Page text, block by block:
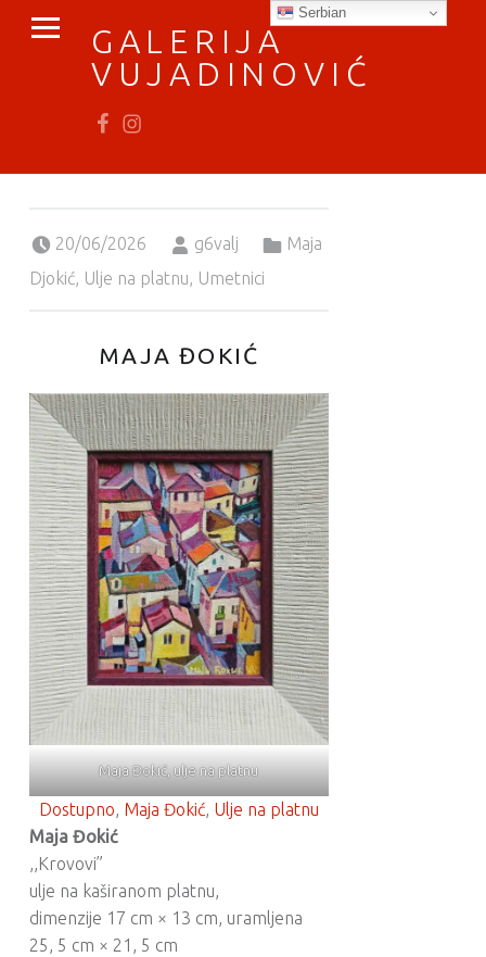
GALERIJA
VUJADINOVIĆ
20/06/2026
g6valj
Maja
Djokić, Ulje na platnu, Umetnici
MAJA ĐOKIĆ
Maja Đokić, ulje na platnu
Dostupno, Maja Đokić, Ulje na platnu
Maja Đokić
,,Krovovi”
ulje na kaširanom platnu,
dimenzije 17 cm × 13 cm, uramljena
25, 5 cm × 21, 5 cm
Serbian